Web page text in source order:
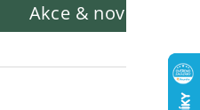
Akce & novinky